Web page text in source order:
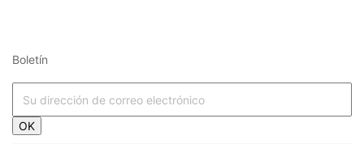

 

 

 
 
Boletín
OK